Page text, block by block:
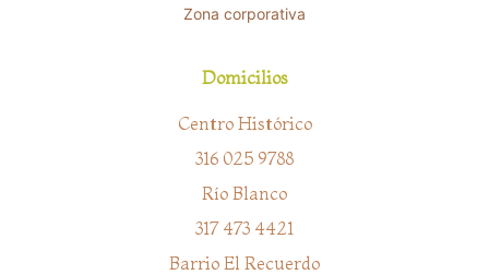
Zona corporativa
Domicilios
Centro Histórico
316 025 9788
Río Blanco
317 473 4421
Barrio El Recuerdo